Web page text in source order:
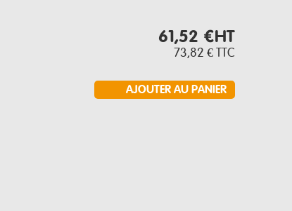
61,52 €HT
73,82 € TTC